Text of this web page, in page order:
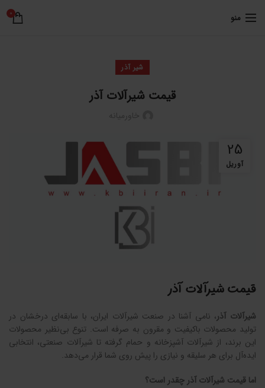
منو 0
شیر آذر
قیمت شیرآلات آذر
25
آوریل
قیمت شیرآلات آذر
شیرآلات آذر، نامی آشنا در صنعت شیرآلات ایران، با سابقه‌ای درخشان در
تولید محصولات باکیفیت و مقرون به صرفه است. تنوع بی‌نظیر محصولات
این برند، از شیرآلات آشپزخانه و حمام گرفته تا شیرآلات صنعتی، انتخابی
ایده‌آل برای هر سلیقه و نیازی را پیش روی شما قرار می‌دهد.
اما قیمت شیرآلات آذر چقدر است؟